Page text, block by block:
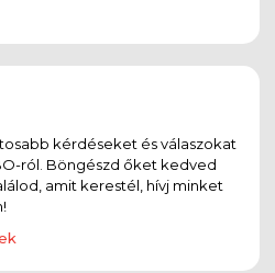
kérdéseket és válaszokat
ról. Böngészd őket kedved
amit kerestél, hívj minket